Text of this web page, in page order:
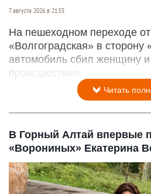
7 августа 2026 в 21:55
На пешеходном переходе от
«Волгоградская» в сторону
автомобиль сбил женщину
происшествия.
Читать
В Горный Алтай впервые
«Ворониных» Екатерина